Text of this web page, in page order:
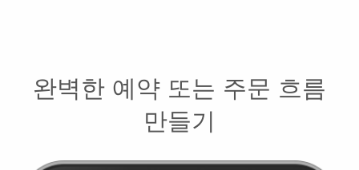
완벽한 예약 또는 주문 흐름
만들기